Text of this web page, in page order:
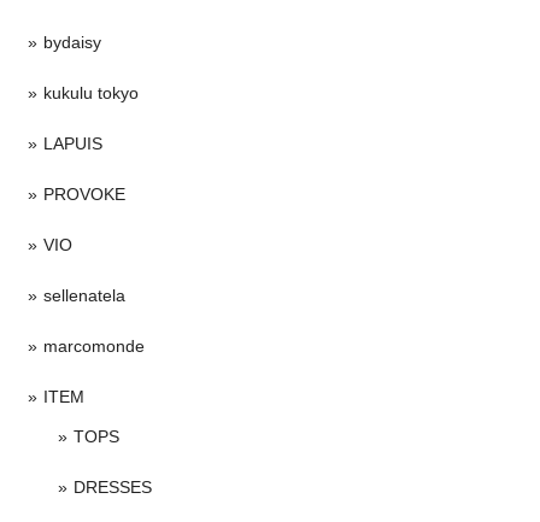
bydaisy
kukulu tokyo
LAPUIS
PROVOKE
VIO
sellenatela
marcomonde
ITEM
TOPS
DRESSES